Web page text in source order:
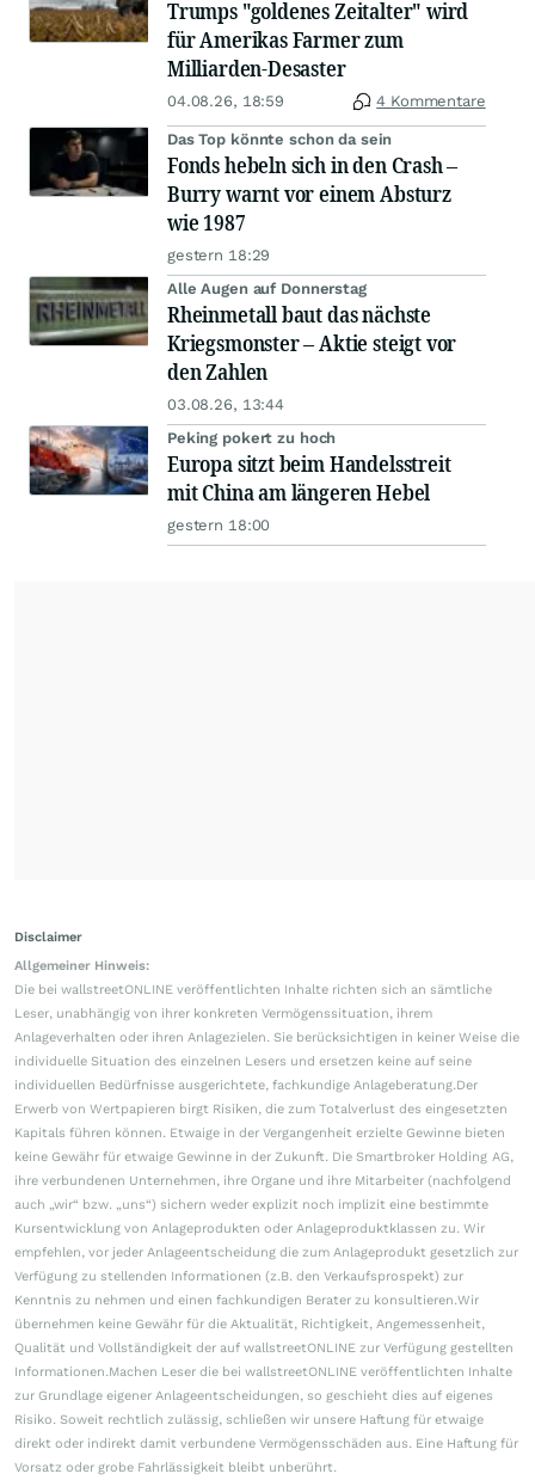
Trumps "goldenes Zeitalter" wird
für Amerikas Farmer zum
Milliarden-Desaster
04.08.26, 18:59 4 Kommentare
Das Top könnte schon da sein
Fonds hebeln sich in den Crash –
Burry warnt vor einem Absturz
wie 1987
gestern 18:29
Alle Augen auf Donnerstag
Rheinmetall baut das nächste
Kriegsmonster – Aktie steigt vor
den Zahlen
03.08.26, 13:44
Peking pokert zu hoch
Europa sitzt beim Handelsstreit
mit China am längeren Hebel
gestern 18:00
Disclaimer
Allgemeiner Hinweis:
Die bei wallstreetONLINE veröffentlichten Inhalte richten sich an sämtliche
Leser, unabhängig von ihrer konkreten Vermögenssituation, ihrem
Anlageverhalten oder ihren Anlagezielen. Sie berücksichtigen in keiner Weise die
individuelle Situation des einzelnen Lesers und ersetzen keine auf seine
individuellen Bedürfnisse ausgerichtete, fachkundige Anlageberatung.Der
Erwerb von Wertpapieren birgt Risiken, die zum Totalverlust des eingesetzten
Kapitals führen können. Etwaige in der Vergangenheit erzielte Gewinne bieten
keine Gewähr für etwaige Gewinne in der Zukunft. Die Smartbroker Holding AG,
ihre verbundenen Unternehmen, ihre Organe und ihre Mitarbeiter (nachfolgend
auch „wir“ bzw. „uns“) sichern weder explizit noch implizit eine bestimmte
Kursentwicklung von Anlageprodukten oder Anlageproduktklassen zu. Wir
empfehlen, vor jeder Anlageentscheidung die zum Anlageprodukt gesetzlich zur
Verfügung zu stellenden Informationen (z.B. den Verkaufsprospekt) zur
Kenntnis zu nehmen und einen fachkundigen Berater zu konsultieren.Wir
übernehmen keine Gewähr für die Aktualität, Richtigkeit, Angemessenheit,
Qualität und Vollständigkeit der auf wallstreetONLINE zur Verfügung gestellten
Informationen.Machen Leser die bei wallstreetONLINE veröffentlichten Inhalte
zur Grundlage eigener Anlageentscheidungen, so geschieht dies auf eigenes
Risiko. Soweit rechtlich zulässig, schließen wir unsere Haftung für etwaige
direkt oder indirekt damit verbundene Vermögensschäden aus. Eine Haftung für
Vorsatz oder grobe Fahrlässigkeit bleibt unberührt.